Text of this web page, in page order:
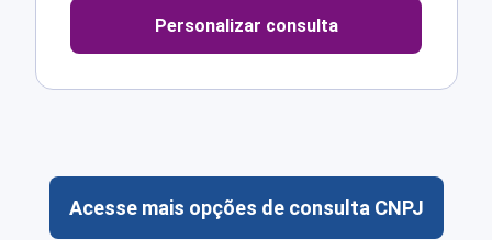
Personalizar consulta
Acesse mais opções de consulta CNPJ